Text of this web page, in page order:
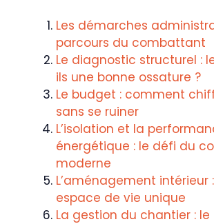
Les démarches
parcours du combattant
Le diagnostic structurel :
ils une bonne ossature ?
Le budget : comment
sans se ruiner
L’isolation et la
énergétique : le défi du
moderne
L’aménagement intérieur
espace de vie unique
La gestion du chantier :